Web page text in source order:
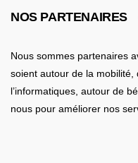
NOS PARTENAIRES
Nous sommes partenaires
soient autour de la mobilité,
l’informatiques, autour de
nous pour améliorer nos